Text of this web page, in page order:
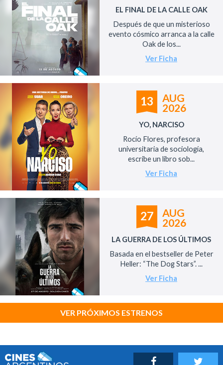
EL FINAL DE LA CALLE OAK
Después de que un misterioso
evento cósmico arranca a la calle
Oak de los...
Ver Ficha
13
AUG
2026
YO, NARCISO
Rocío Flores, profesora
universitaria de sociología,
escribe un libro sob...
Ver Ficha
27
AUG
2026
LA GUERRA DE LOS ÚLTIMOS
Basada en el bestseller de Peter
Heller: “The Dog Stars”. ...
Ver Ficha
VER PRÓXIMOS ESTRENOS